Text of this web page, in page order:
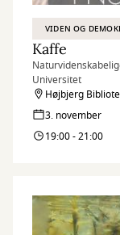
VIDEN OG
Kaffe
Universitet
Højbjerg
3. november
19:00 - 21:00